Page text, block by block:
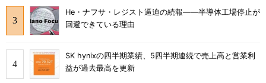
He・ナフサ・レジスト逼迫の続報――半導体工場停止が
回避できている理由
SK hynixの四半期業績、5四半期連続で売上高と営業利
益が過去最高を更新